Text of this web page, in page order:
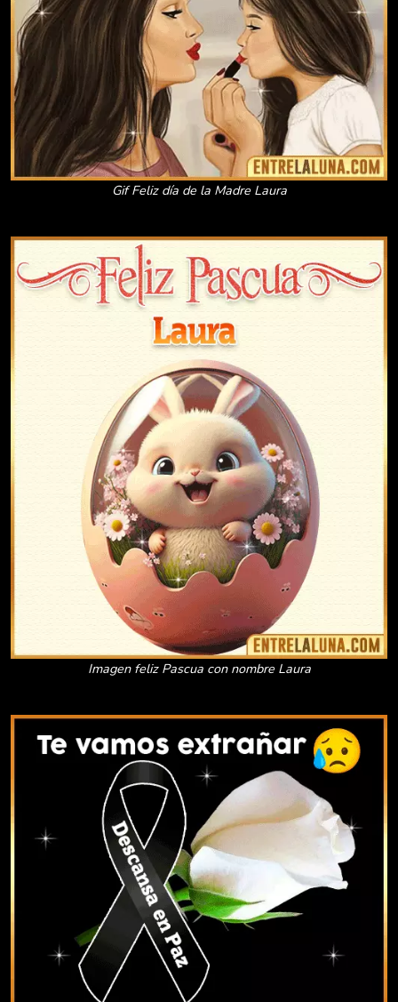
Gif Feliz día de la Madre Laura
Imagen feliz Pascua con nombre Laura